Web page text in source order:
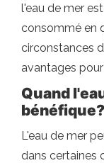
l'eau de mer
consommé en
circonstances
avantages
Quand
bénéfique?
L'eau de mer
dans certaines